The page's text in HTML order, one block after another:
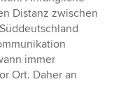
Distanz zwischen
immer
Ort. Daher an